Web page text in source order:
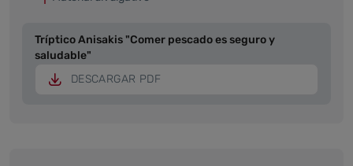
Tríptico Anisakis "Comer pescado es seguro y
saludable"
DESCARGAR PDF